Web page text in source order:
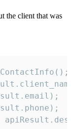
the client that was